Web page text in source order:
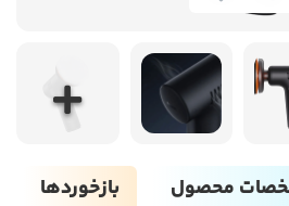
محصول بازخوردها